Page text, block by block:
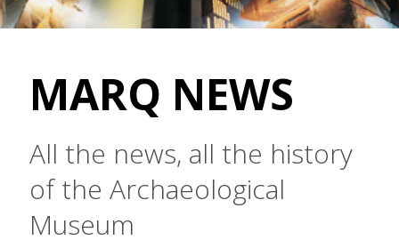
MARQ NEWS
All the news, all the history
of the Archaeological
Museum